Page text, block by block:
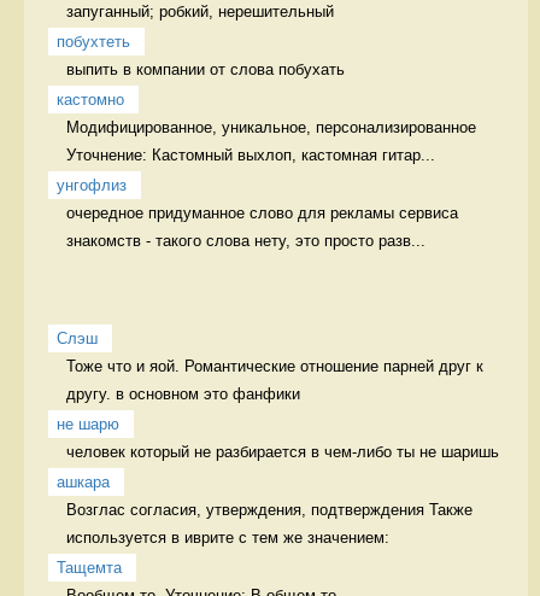
запуганный; робкий, нерешительный
побухтеть
выпить в компании от слова побухать
кастомно
Модифицированное, уникальное, персонализированное
Уточнение: Кастомный выхлоп, кастомная гитар...
унгофлиз
очередное придуманное слово для рекламы сервиса
знакомств - такого слова нету, это просто разв...
Слэш
Тоже что и яой. Романтические отношение парней друг к
другу. в основном это фанфики
не шарю
ашкара
Возглас согласия, утверждения, подтверждения Также
используется в иврите с тем же значением:
Тащемта